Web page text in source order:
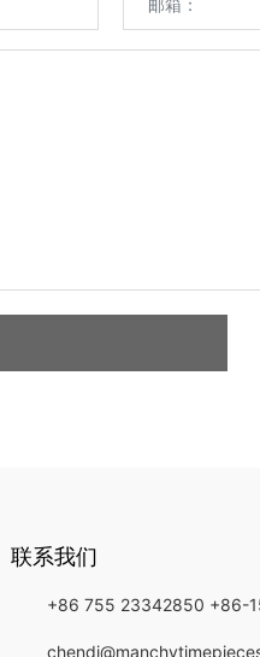
联系我们
+86 755 23342850 +86-